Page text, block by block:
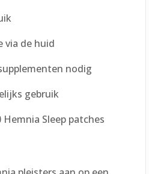
via de huid
nodig
gebruik
Sleep patches